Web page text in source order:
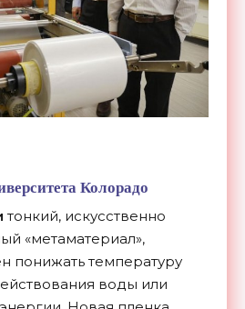
Колорадо
тонкий, искусственно
«метаматериал»,
понижать температуру
воды или